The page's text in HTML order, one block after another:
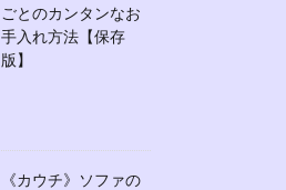
ごとのカンタンなお
手入れ方法【保存
版】
《カウチ》ソファの